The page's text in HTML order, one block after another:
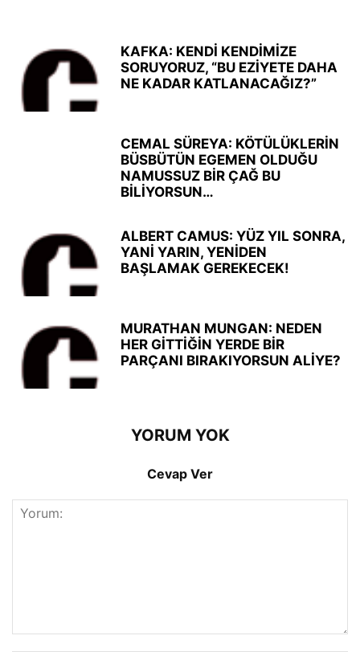
KAFKA: KENDİ KENDİMİZE
SORUYORUZ, “BU EZİYETE DAHA
NE KADAR KATLANACAĞIZ?”
CEMAL SÜREYA: KÖTÜLÜKLERİN
BÜSBÜTÜN EGEMEN OLDUĞU
NAMUSSUZ BİR ÇAĞ BU
BİLİYORSUN…
ALBERT CAMUS: YÜZ YIL SONRA,
YANİ YARIN, YENİDEN
BAŞLAMAK GEREKECEK!
MURATHAN MUNGAN: NEDEN
HER GİTTİĞİN YERDE BİR
PARÇANI BIRAKIYORSUN ALİYE?
YORUM YOK
Cevap Ver